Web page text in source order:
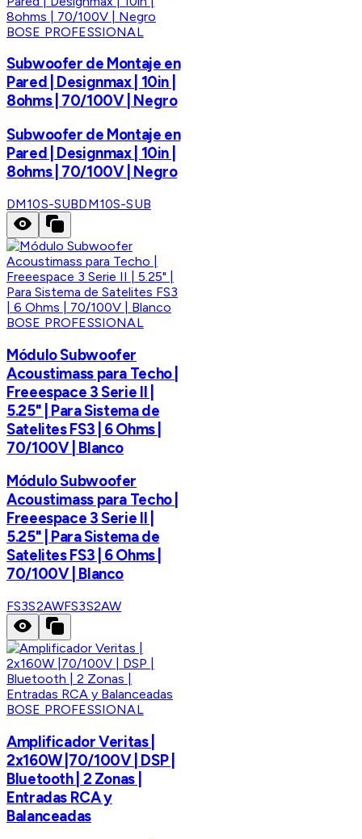
BOSE PROFESSIONAL
Subwoofer de Montaje en
Pared | Designmax | 10in |
8ohms | 70/100V | Negro
Subwoofer de Montaje en
Pared | Designmax | 10in |
8ohms | 70/100V | Negro
DM10S-SUBDM10S-SUB
BOSE PROFESSIONAL
Módulo Subwoofer
Acoustimass para Techo |
Freeespace 3 Serie II |
5.25" | Para Sistema de
Satelites FS3 | 6 Ohms |
70/100V | Blanco
Módulo Subwoofer
Acoustimass para Techo |
Freeespace 3 Serie II |
5.25" | Para Sistema de
Satelites FS3 | 6 Ohms |
70/100V | Blanco
FS3S2AWFS3S2AW
BOSE PROFESSIONAL
Amplificador Veritas |
2x160W |70/100V | DSP |
Bluetooth | 2 Zonas |
Entradas RCA y
Balanceadas